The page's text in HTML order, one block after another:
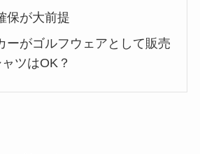
保が大前提
ーがゴルフウェアとして販売
ツはOK？